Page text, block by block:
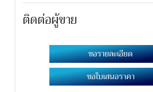
ติดต่อผู้ขาย
ขอรายละเอียด
ขอใบเสนอราคา